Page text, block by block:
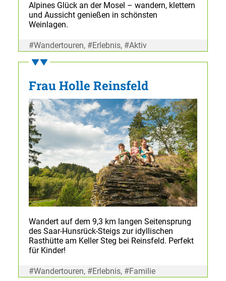
Alpines Glück an der Mosel – wandern, klettern
und Aussicht genießen in schönsten
Weinlagen.
#Wandertouren, #Erlebnis, #Aktiv
Frau Holle Reinsfeld
Wandert auf dem 9,3 km langen Seitensprung
des Saar-Hunsrück-Steigs zur idyllischen
Rasthütte am Keller Steg bei Reinsfeld. Perfekt
für Kinder!
#Wandertouren, #Erlebnis, #Familie